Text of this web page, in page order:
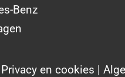
Benz
Privacy en cookies |